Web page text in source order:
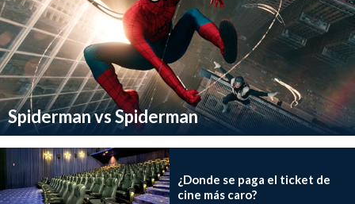
Spiderman vs Spiderman
¿Donde se paga el ticket de
cine más caro?